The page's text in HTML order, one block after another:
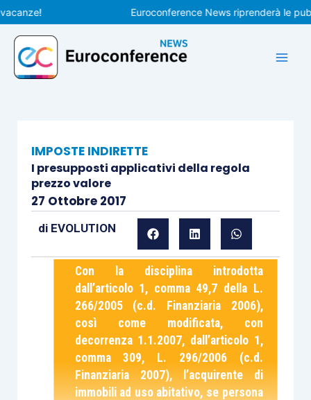
Vai
al
contenuto
Euroconference News riprenderà le
IMPOSTE INDIRETTE
I presupposti applicativi della regola
prezzo valore
27 Ottobre 2017
di EVOLUTION
Con la disciplina introdotta
dall’articolo 1, comma 49,7 della L.
266/2005 (c.d. Finanziaria 2006),
così come modificata, con
decorrenza 1.1.2007, dall’articolo 1,
comma 309, L. 296/2006 (c.d.
Finanziaria 2007), l’acquirente di
immobili ad uso abitativo, se persona